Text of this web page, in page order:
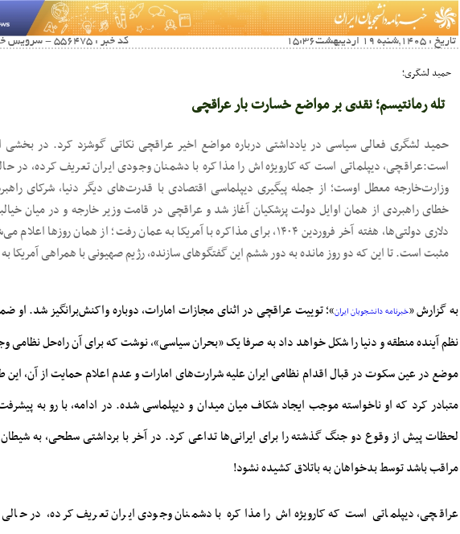
تاریخ : 1405,شنبه 19 ارديبهشت15:36 کد خبر : 556475 - سرویس خبری : باشگاه نویسندگان
حمید لشگری؛
تله رمانتیسم؛ نقدی بر مواضع خسارت بار عراقچی
حمید لشگری فعالی سیاسی در یادداشتی درباره مواضع اخیر عراقچی نکاتی گوشزد کرد. در بخشی
است:عراقچی، دیپلماتی است که کارویژه‌اش را مذاکره با دشمنان وجودی ایران تعریف کرده، در
وزارت‌خارجه معطل اوست؛ از جمله پیگیری دیپلماسی اقتصادی با قدرت‌های دیگر دنیا، شرکای
خطای راهبردی از همان اوایل دولت پزشکیان آغاز شد و عراقچی در قامت وزیر خارجه و در میان
دلاری دولتی‌ها، هفته آخر فروردین ۱۴۰۴، برای مذاکره با آمریکا به عمان رفت؛ از همان
مثبت است. تا این که دو روز مانده به دور ششم این گفتگوهای سازنده، رژیم صهیونی با همراهی آمریکا
به گزارش «خبرنامه دانشجویان ایران»؛ توییت عراقچی در اثنای مجازات امارات، دوباره واکنش‌برانگیز شد. او
نظم آینده منطقه و دنیا را شکل خواهد داد به صرفا یک «بحران سیاسی»، نوشت که برای آن راه‌حل نظامی
موضع در عین سکوت در قبال اقدام نظامی ایران علیه شرارت‌های امارات و عدم اعلام حمایت از آن، این
متبادر کرد که او ناخواسته موجب ایجاد شکاف میان میدان و دیپلماسی شده. در ادامه، با رو به
لحظات پیش از وقوع دو جنگ گذشته را برای ایرانی‌‌ها تداعی کرد. در آخر با برداشتی سطحی، به
مراقب باشد توسط بدخواهان به باتلاق کشیده نشود!
عراقچی، دیپلماتی است که کارویژه‌اش را مذاکره با دشمنان وجودی ایران تعریف کرده، در